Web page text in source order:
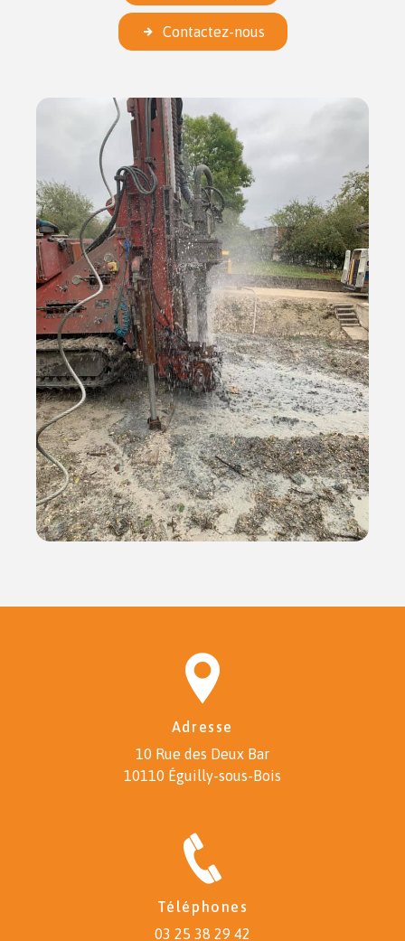
Contactez-nous
Adresse
10 Rue des Deux Bar
10110 Éguilly-sous-Bois
Téléphones
03 25 38 29 42